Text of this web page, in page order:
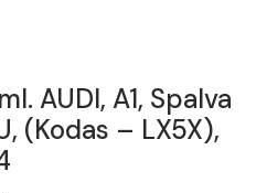
AUDI, A1, Spalva
(Kodas – LX5X),